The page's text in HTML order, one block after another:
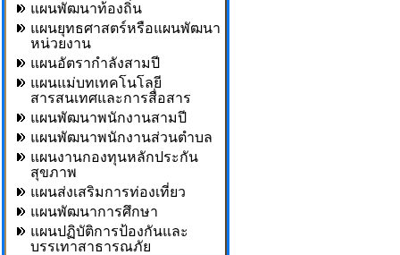
แผนพัฒนาท้องถิ่น
แผนยุทธศาสตร์หรือแผนพัฒนา
หน่วยงาน
แผนอัตรากำลังสามปี
แผนแม่บทเทคโนโลยี
สารสนเทศและการสื่อสาร
แผนพัฒนาพนักงานสามปี
แผนพัฒนาพนักงานส่วนตำบล
แผนงานกองทุนหลักประกัน
สุขภาพ
แผนส่งเสริมการท่องเที่ยว
แผนพัฒนาการศึกษา
แผนปฏิบัติการป้องกันและ
บรรเทาสาธารณภัย